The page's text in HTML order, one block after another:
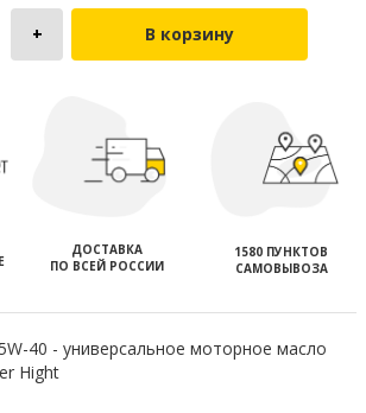
В корзину
ДОСТАВКА
ПО ВСЕЙ РОССИИ
1580 ПУНКТОВ
САМОВЫВОЗА
40 - универсальное моторное масло
Hight